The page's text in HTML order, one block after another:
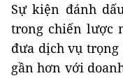
Sự kiện đánh
trong chiến lược
đưa dịch vụ
gần hơn với